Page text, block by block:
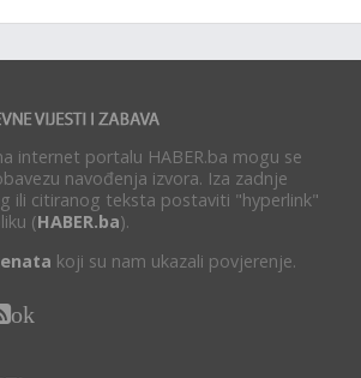
internet portalu HABER.ba mogu se
navođenja izvora. Iza zadnje
ili citiranog teksta postaviti "hyperlink"
(HABER.ba).
koji su nam ukazali povjerenje.
ok